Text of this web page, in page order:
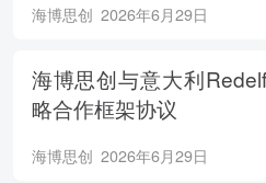
海博思创 2026年6月29日
海博思创与意大利
略合作框架协议
海博思创 2026年6月29日